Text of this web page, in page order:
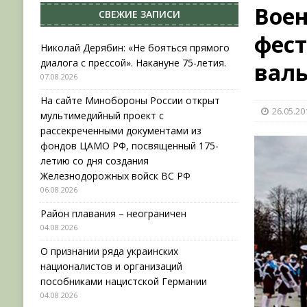
[ 04.08.2026 ] Район плавания – неограничен
[ 04.08.2026 ]
О признании ряда украинских
НОВОСТИ
[ 31.07.2026 ] АВГУСТ В ВОЕННОЙ ИСТОРИИ
[ 07.08.2026 ]
Николай Дерябин: «Не бояться
СВЕЖИЕ ЗАПИСИ
Николай Дерябин: «Не бояться прямого
диалога с прессой». Накануне 75-летия.
07.08.2026
На сайте Минобороны России открыт
мультимедийный проект с
рассекреченными документами из
фондов ЦАМО РФ, посвященный 175-
летию со дня создания
Железнодорожных войск ВС РФ
06.08.2026
Район плавания – неограничен
04.08.2026
О признании ряда украинских
националистов и организаций
пособниками нацистской Германии
04.08.2026